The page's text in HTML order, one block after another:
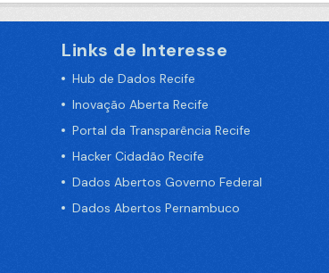
Links de Interesse
Hub de Dados Recife
Inovação Aberta Recife
Portal da Transparência Recife
Hacker Cidadão Recife
Dados Abertos Governo Federal
Dados Abertos Pernambuco